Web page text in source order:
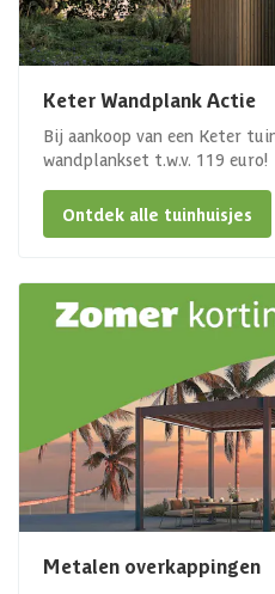
Keter Wandplank Actie
Bij aankoop van een Keter
wandplankset t.w.v. 119 euro!
Ontdek alle tuinhuisjes
Metalen overkappingen